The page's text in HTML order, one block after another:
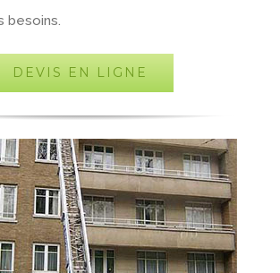
besoins.
DEVIS EN LIGNE